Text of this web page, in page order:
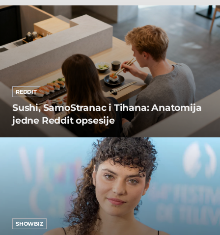
REDDIT
Sushi, SamoStranac i Tihana: Anatomija
jedne Reddit opsesije
SHOWBIZ